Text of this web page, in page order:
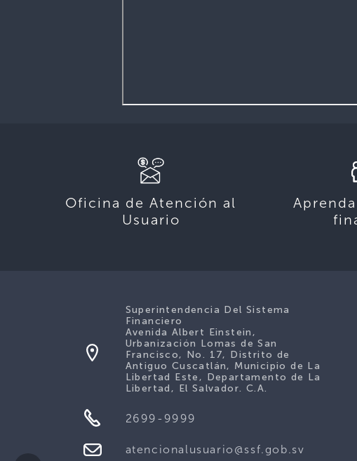
Oficina de Atención al
Usuario
Superintendencia Del Sistema
Financiero
Avenida Albert Einstein,
Urbanización Lomas de San
Francisco, No. 17, Distrito de
Antiguo Cuscatlán, Municipio de La
Libertad Este, Departamento de La
Libertad, El Salvador. C.A.
2699-9999
atencionalusuario@ssf.gob.sv